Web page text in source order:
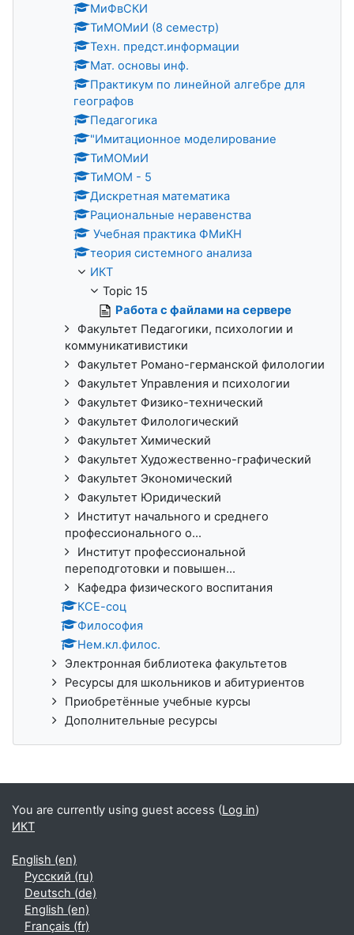
МиФвСКИ
ТиМОМиИ (8 семестр)
Техн. предст.информации
Мат. основы инф.
Практикум по линейной алгебре для
географов
Педагогика
"Имитационное моделирование
ТиМОМиИ
ТиМОМ - 5
Дискретная математика
Рациональные неравенства
Учебная практика ФМиКН
теория системного анализа
ИКТ
Topic 15
Работа с файлами на сервере
Факультет Педагогики, психологии и
коммуникативистики
Факультет Романо-германской филологии
Факультет Управления и психологии
Факультет Физико-технический
Факультет Филологический
Факультет Химический
Факультет Художественно-графический
Факультет Экономический
Факультет Юридический
Институт начального и среднего
профессионального о...
Институт профессиональной
переподготовки и повышен...
Кафедра физического воспитания
КСЕ-соц
Философия
Нем.кл.филос.
Электронная библиотека факультетов
Ресурсы для школьников и абитуриентов
Приобретённые учебные курсы
Дополнительные ресурсы
You are currently using guest access (Log in)
ИКТ
English ‎(en)‎
Русский ‎(ru)‎
Deutsch ‎(de)‎
English ‎(en)‎
Français ‎(fr)‎